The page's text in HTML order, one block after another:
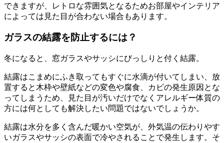
できますが、レトロな雰囲気となるためお部屋やインテリア
によっては見た目が合わない場合もあります。
ガラスの結露を防止するには？
冬になると、窓ガラスやサッシにびっしりと付く結露。
結露はこまめにふき取ってもすぐに水滴が付いてしまい、放
置すると木枠や壁紙などの変色や腐食、カビの発生原因とな
ってしまうため、見た目が汚いだけでなくアレルギー体質の
方には何としても解決したい問題ではないでしょうか。
結露は水分を多く含んだ暖かい空気が、外気温の伝わりやす
いガラスやサッシの表面で冷やされることで発生します。そ